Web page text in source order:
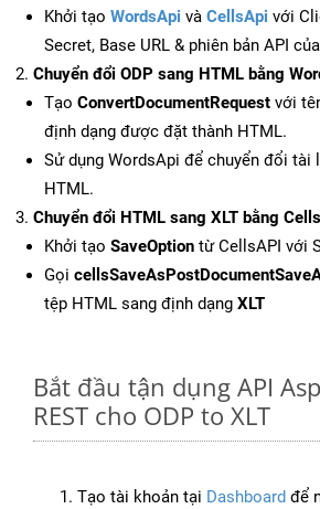
Khởi tạo WordsApi và CellsApi với
Secret, Base URL & phiên bản API
Chuyển đổi ODP sang HTML bằng
Tạo ConvertDocumentRequest với
định dạng được đặt thành HTML.
Sử dụng WordsApi để chuyển đổi tài
HTML.
Chuyển đổi HTML sang XLT bằng
Khởi tạo SaveOption từ CellsAPI với
Gọi
tệp HTML sang định dạng XLT
Bắt đầu tận dụng API
REST cho ODP to XLT
Tạo tài khoản tại Dashboard để